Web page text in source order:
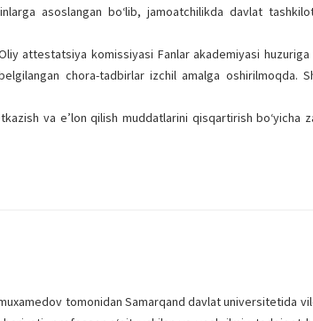
asoslangan bo‘lib, jamoatchilikda davlat
attestatsiya komissiyasi Fanlar akademiyasi huzuriga
chora-tadbirlar izchil amalga oshirilmoqda.
va e’lon qilish muddatlarini qisqartirish bo‘yicha
tomonidan Samarqand davlat universitetida